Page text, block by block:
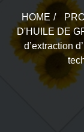
HOME
D'HUILE DE
d’extraction